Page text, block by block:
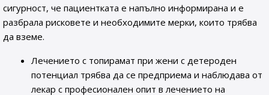
сигурност, че пациентката е напълно информирана и е
разбрала рисковете и необходимите мерки, които трябва
да вземе.
Лечението с топирамат при жени с детероден
потенциал трябва да се предприема и наблюдава от
лекар с професионален опит в лечението на